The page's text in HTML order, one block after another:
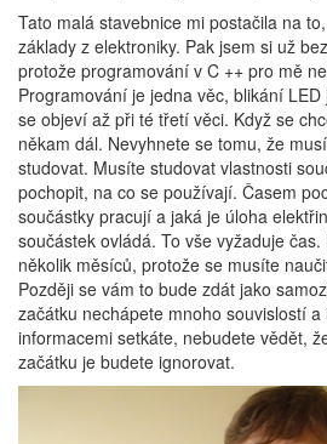
Tato malá stavebnice mi postačila na
základy z elektroniky. Pak jsem si už
protože programování v C ++ pro mě
Programování je jedna věc, blikání
se objeví až při té třetí věci. Když se
někam dál. Nevyhnete se tomu, že
studovat. Musíte studovat vlastnosti
pochopit, na co se používají. Časem
součástky pracují a jaká je úloha
součástek ovládá. To vše vyžaduje
několik měsíců, protože se musíte
Později se vám to bude zdát jako
začátku nechápete mnoho souvislostí a
informacemi setkáte, nebudete vědět,
začátku je budete ignorovat.